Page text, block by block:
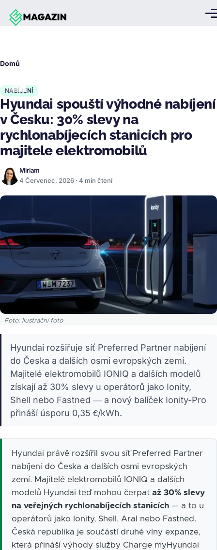
Přejít k hlavnímu obsahu
Domů
NABÍJENÍ
Hyundai spouští výhodné nabíjení
v Česku: 30% slevy na
rychlonabíjecích stanicích pro
majitele elektromobilů
Miriam
4 Červenec, 2026 · 4 min čtení
Foto: Ilustrační foto
Hyundai rozšiřuje síť Preferred Partner nabíjení
do Česka a dalších osmi evropských zemí.
Majitelé elektromobilů IONIQ a dalších modelů
získají až 30% slevy u operátorů jako Ionity,
Shell nebo Fastned — a nový balíček Ionity-Pro
přináší úsporu 0,35 €/kWh.
Hyundai právě rozšířil svou síť Preferred Partner
nabíjení do Česka a dalších osmi evropských
zemí. Majitelé elektromobilů IONIQ a dalších
modelů Hyundai teď mohou čerpat až 30% slevy
na veřejných rychlonabíjecích stanicích — a to u
operátorů jako Ionity, Shell, Aral nebo Fastned.
Česká republika je součástí druhé vlny expanze,
která přináší výhody služby Charge myHyundai